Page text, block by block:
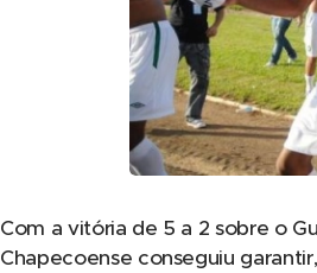
Com a vitória de 5 a 2 sobre o
Chapecoense conseguiu